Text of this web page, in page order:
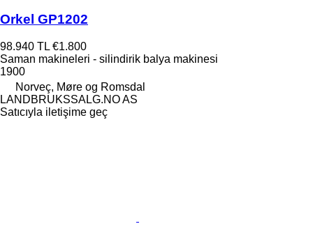
Orkel GP1202
98.940 TL €1.800
Saman makineleri - silindirik balya makinesi
1900
Norveç, Møre og Romsdal
LANDBRUKSSALG.NO AS
Satıcıyla iletişime geç